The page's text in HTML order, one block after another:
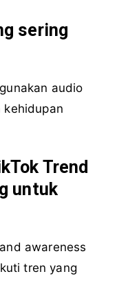
sering
audio
kehidupan
Trend
untuk
awareness
tren yang